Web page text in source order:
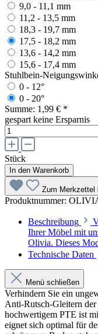
9,0 - 11,1 mm
11,2 - 13,5 mm
18,3 - 19,7 mm
17,5 - 18,2 mm
13,6 - 14,2 mm
15,6 - 17,4 mm
Stuhlbein-
0 - 12°
0 - 20°
Summe: 1,99 € *
gespart keine Ersparnis
Stück
In den Warenkorb
Zum Merkzettel
Produktnummer:
Beschreibung
Ihrer Möbel mit
Olivia. Dieses
Technische Daten
Menü schließen
Verhindern Sie ein
Anti-Rutsch-Gleitern
hochwertigem PTE ist
eignet sich optimal für